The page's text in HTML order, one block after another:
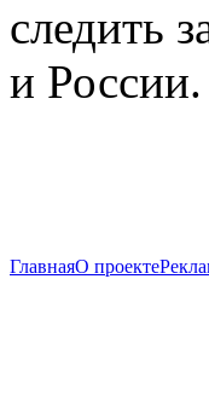
следить
и России.
ГлавнаяО проекте